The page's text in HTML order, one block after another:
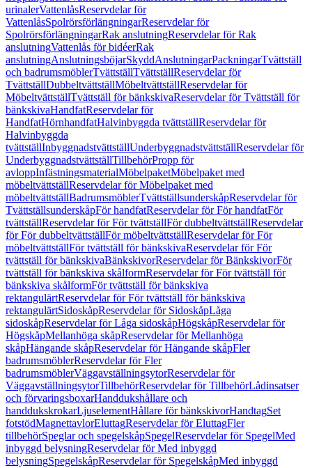
urinalerVattenlåsReservdelar för
VattenlåsSpolrörsförlängningarReservdelar för
SpolrörsförlängningarRak anslutningReservdelar för Rak
anslutningVattenlås för bidéerRak
anslutningAnslutningsböjarSkyddAnslutningarPackningarTvättställ
och badrumsmöblerTvättställTvättställReservdelar för
TvättställDubbeltvättställMöbeltvättställReservdelar för
MöbeltvättställTvättställ för bänkskivaReservdelar för Tvättställ för
bänkskivaHandfatReservdelar för
HandfatHörnhandfatHalvinbyggda tvättställReservdelar för
Halvinbyggda
tvättställInbyggnadstvättställUnderbyggnadstvättställReservdelar för
UnderbyggnadstvättställTillbehörPropp för
avloppInfästningsmaterialMöbelpaketMöbelpaket med
möbeltvättställReservdelar för Möbelpaket med
möbeltvättställBadrumsmöblerTvättställsunderskåpReservdelar för
TvättställsunderskåpFör handfatReservdelar för För handfatFör
tvättställReservdelar för För tvättställFör dubbeltvättställReservdelar
för För dubbeltvättställFör möbeltvättställReservdelar för För
möbeltvättställFör tvättställ för bänkskivaReservdelar för För
tvättställ för bänkskivaBänkskivorReservdelar för BänkskivorFör
tvättställ för bänkskiva skålformReservdelar för För tvättställ för
bänkskiva skålformFör tvättställ för bänkskiva
rektangulärtReservdelar för För tvättställ för bänkskiva
rektangulärtSidoskåpReservdelar för SidoskåpLåga
sidoskåpReservdelar för Låga sidoskåpHögskåpReservdelar för
HögskåpMellanhöga skåpReservdelar för Mellanhöga
skåpHängande skåpReservdelar för Hängande skåpFler
badrumsmöblerReservdelar för Fler
badrumsmöblerVäggavställningsytorReservdelar för
VäggavställningsytorTillbehörReservdelar för TillbehörLådinsatser
och förvaringsboxarHanddukshållare och
handdukskrokarLjuselementHållare för bänkskivorHandtagSet
fotstödMagnettavlorEluttagReservdelar för EluttagFler
tillbehörSpeglar och spegelskåpSpegelReservdelar för SpegelMed
inbyggd belysningReservdelar för Med inbyggd
belysningSpegelskåpReservdelar för SpegelskåpMed inbyggd